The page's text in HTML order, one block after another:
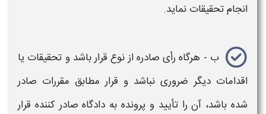
انجام تحقیقات نماید.
ب - هرگاه رأی صادره از نوع قرار باشد و تحقیقات یا
اقدامات دیگر ضروری نباشد و قرار مطابق مقررات صادر
شده باشد، آن را تأیید و پرونده به دادگاه صادر کننده قرار